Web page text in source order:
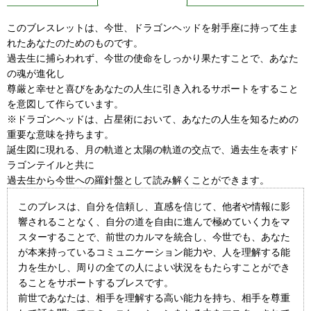
このブレスレットは、今世、ドラゴンヘッドを射手座に持って生ま
れたあなたのためのものです。
過去生に捕らわれず、今世の使命をしっかり果たすことで、あなた
の魂が進化し
尊厳と幸せと喜びをあなたの人生に引き入れるサポートをすること
を意図して作らています。
※ドラゴンヘッドは、占星術において、あなたの人生を知るための
重要な意味を持ちます。
誕生図に現れる、月の軌道と太陽の軌道の交点で、過去生を表すド
ラゴンテイルと共に
過去生から今世への羅針盤として読み解くことができます。
このブレスは、自分を信頼し、直感を信じて、他者や情報に影
響されることなく、自分の道を自由に進んで極めていく力をマ
スターすることで、前世のカルマを統合し、今世でも、あなた
が本来持っているコミュニケーション能力や、人を理解する能
力を生かし、周りの全ての人によい状況をもたらすことができ
ることをサポートするブレスです。
前世であなたは、相手を理解する高い能力を持ち、相手を尊重